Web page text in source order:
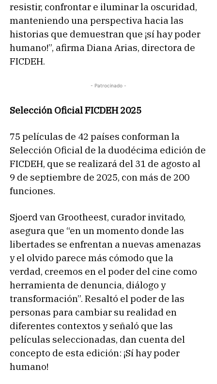
resistir, confrontar e iluminar la oscuridad,
manteniendo una perspectiva hacia las
historias que demuestran que ¡sí hay poder
humano!”, afirma Diana Arias, directora de
FICDEH.
- Patrocinado -
Selección Oficial FICDEH 2025
75 películas de 42 países conforman la
Selección Oficial de la duodécima edición de
FICDEH, que se realizará del 31 de agosto al
9 de septiembre de 2025, con más de 200
funciones.
Sjoerd van Grootheest, curador invitado,
asegura que “en un momento donde las
libertades se enfrentan a nuevas amenazas
y el olvido parece más cómodo que la
verdad, creemos en el poder del cine como
herramienta de denuncia, diálogo y
transformación”. Resaltó el poder de las
personas para cambiar su realidad en
diferentes contextos y señaló que las
películas seleccionadas, dan cuenta del
concepto de esta edición: ¡Sí hay poder
humano!